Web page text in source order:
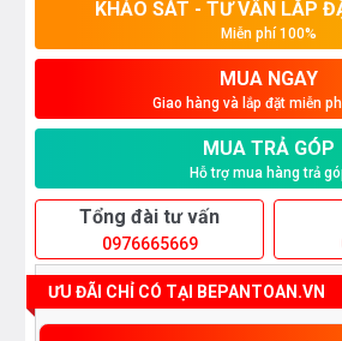
KHẢO SÁT - TƯ VẤN LẮP
Miễn phí 100%
MUA NGAY
Giao hàng và lắp đặt miễn
MUA TRẢ GÓP
Hỗ trợ mua hàng trả
Tổng đài tư vấn
0976665669
ƯU ĐÃI CHỈ CÓ TẠI BEPANTOAN.VN